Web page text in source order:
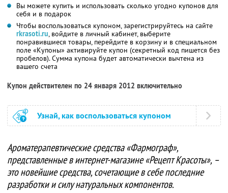
Вы можете купить и использовать сколько угодно купонов для
себя и в подарок
Чтобы воспользоваться купоном, зарегистрируйтесь на сайте
rkrasoti.ru, войдите в личный кабинет, выберите
понравившиеся товары, перейдите в корзину и в специальном
поле «Купоны» активируйте купон (секретный код пишется без
пробелов). Сумма купона будет автоматически вычтена из
вашего счета
Купон действителен по 24 января 2012 включительно
Узнай, как воспользоваться купоном
Ароматерапевтические средства «Фармограф»,
представленные в интернет-магазине «Рецепт Красоты», –
это новейшие средства, сочетающие в себе последние
разработки и силу натуральных компонентов.